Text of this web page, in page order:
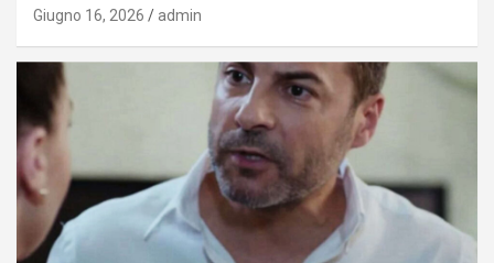
Giugno 16, 2026 admin